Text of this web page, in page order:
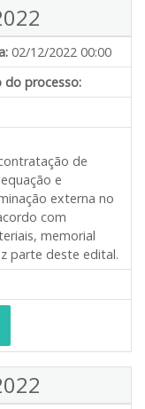
02/12/2022 00:00
do processo:
de
e
externa no
com
memorial
parte deste edital.